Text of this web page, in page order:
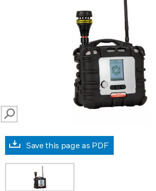
SEARCH
Save this page as PDF